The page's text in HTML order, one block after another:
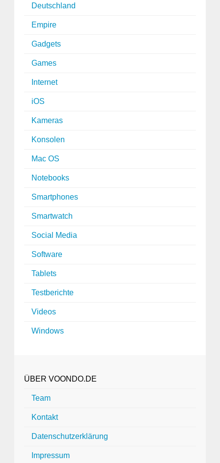
Deutschland
Empire
Gadgets
Games
Internet
iOS
Kameras
Konsolen
Mac OS
Notebooks
Smartphones
Smartwatch
Social Media
Software
Tablets
Testberichte
Videos
Windows
ÜBER VOONDO.DE
Team
Kontakt
Datenschutzerklärung
Impressum